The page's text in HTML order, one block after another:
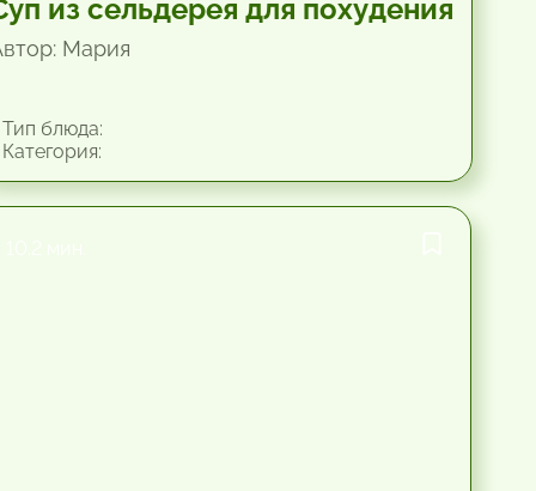
из сельдерея для похудения
Мария
блюда: